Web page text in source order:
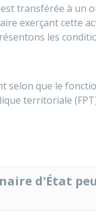
transférée à un
exerçant cette
les
selon que le
territoriale
d'État